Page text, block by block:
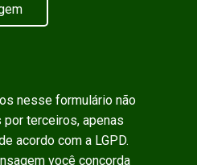
nesse formulário não
terceiros, apenas
acordo com a LGPD.
você concorda